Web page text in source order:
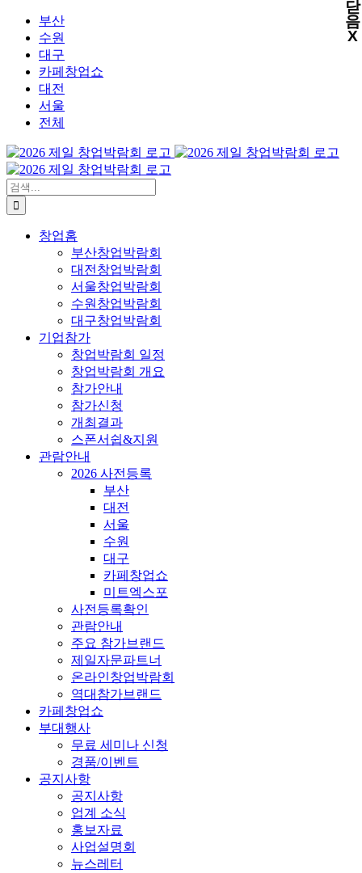
부산
수원
대구
카페창업쇼
대전
서울
전체
검
색:
창업홈
부산창업박람회
대전창업박람회
서울창업박람회
수원창업박람회
대구창업박람회
기업참가
창업박람회 일정
창업박람회 개요
참가안내
참가신청
개최결과
스폰서쉽&지원
관람안내
2026 사전등록
부산
대전
서울
수원
대구
카페창업쇼
미트엑스포
사전등록확인
관람안내
주요 참가브랜드
제일자문파트너
온라인창업박람회
역대참가브랜드
카페창업쇼
부대행사
무료 세미나 신청
경품/이벤트
공지사항
공지사항
업계 소식
홍보자료
사업설명회
뉴스레터
X
X
X
X
닫
음
X